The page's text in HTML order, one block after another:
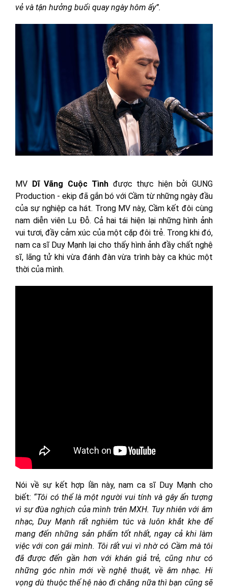
vẻ và tận hưởng buổi quay ngày hôm ấy”.
MV Dĩ Vãng Cuộc Tình được thực hiện bởi GUNG
Production - ekip đã gắn bó với Cầm từ những ngày đầu
của sự nghiệp ca hát. Trong MV này, Cầm kết đôi cùng
nam diễn viên Lu Đỗ. Cả hai tái hiện lại những hình ảnh
vui tươi, đầy cảm xúc của một cặp đôi trẻ. Trong khi đó,
nam ca sĩ Duy Mạnh lại cho thấy hình ảnh đầy chất nghệ
sĩ, lãng tử khi vừa đánh đàn vừa trình bày ca khúc một
thời của mình.
Nói về sự kết hợp lần này, nam ca sĩ Duy Mạnh cho
biết: “Tôi có thể là một người vui tính và gây ấn tượng
vì sự đùa nghịch của mình trên MXH. Tuy nhiên với âm
nhạc, Duy Mạnh rất nghiêm túc và luôn khắt khe để
mang đến những sản phẩm tốt nhất, ngay cả khi làm
việc với con gái mình. Tôi rất vui vì nhờ có Cầm mà tôi
đã được đến gần hơn với khán giả trẻ, cũng như có
những góc nhìn mới về nghệ thuật, về âm nhạc. Hi
vọng dù thuộc thế hệ nào đi chăng nữa thì bạn cũng sẽ